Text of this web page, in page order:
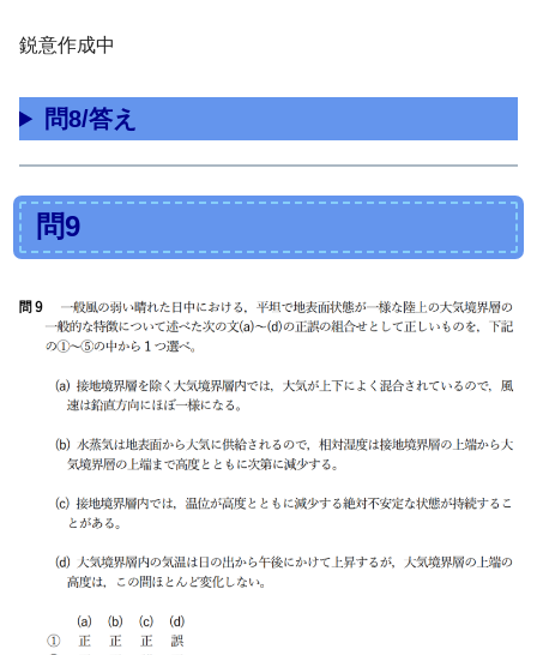
鋭意作成中
問8/答え
問9